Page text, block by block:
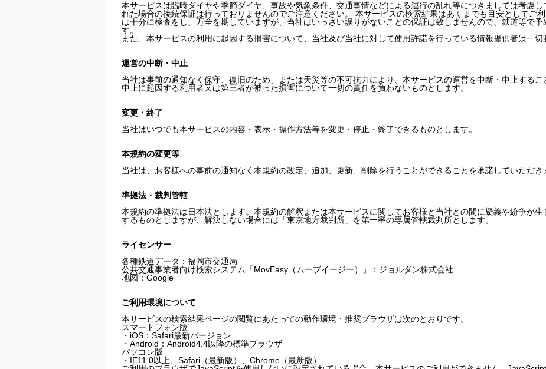
本サービスは臨時ダイヤや季節ダイヤ、事故や気象条件、交通事情などによる運行の乱れ等につきましては考慮
れた場合の接続保証は行っておりませんのでご注意ください。 本サービスの検索結果はあくまでも目安としてご
は十分に検査をし、万全を期していますが、当社はいっさい誤りがないことの保証は致しませんので、鉄道等で予
す。
また、本サービスの利用に起因する損害について、当社及び当社に対して使用許諾を行っている情報提供者は一切
運営の中断・中止
当社は事前の通知なく保守、復旧のため、または天災等の不可抗力により、本サービスの運営を中断・中止するこ
中止に起因する利用者又は第三者が被った損害について一切の責任を負わないものとします。
変更・終了
当社はいつでも本サービスの内容・表示・操作方法等を変更・停止・終了できるものとします。
本規約の変更等
当社は、お客様への事前の通知なく本規約の改定、追加、更新、削除を行うことができることを承諾していただき
準拠法・裁判管轄
本規約の準拠法は日本法とします。本規約の解釈または本サービスに関してお客様と当社との間に疑義や紛争が
するものとしますが、解決しない場合には「東京地方裁判所」を第一審の専属管轄裁判所とします。
ライセンサー
各種鉄道データ：福岡市交通局
公共交通事業者向け検索システム「MovEasy（ムーブイージー）」：ジョルダン株式会社
地図：Google
ご利用環境について
本サービスの検索結果ページの閲覧にあたっての動作環境・推奨ブラウザは次のとおりです。
スマートフォン版
・iOS：Safari最新バージョン
・Android：Android4.4以降の標準ブラウザ
パソコン版
・IE11.0以上、Safari（最新版）、Chrome（最新版）